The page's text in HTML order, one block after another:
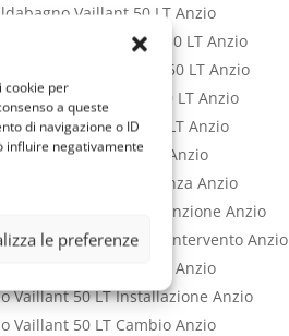
cookie per
a queste
di navigazione o ID
influire negativamente
le preferenze
Vaillant 50 LT Anzio
Scaldabagno Vaillant 50 LT Anzio
Scaldabagno Vaillant 50 LT Anzio
Vaillant 50 LT Anzio
Vaillant 50 LT Anzio
Vaillant 50 LT Anzio
Vaillant 50 LT Assistenza Anzio
Vaillant 50 LT Manutenzione Anzio
Vaillant 50 LT Pronto Intervento Anzio
Vaillant 50 LT Vendita Anzio
Vaillant 50 LT Installazione Anzio
Vaillant 50 LT Cambio Anzio